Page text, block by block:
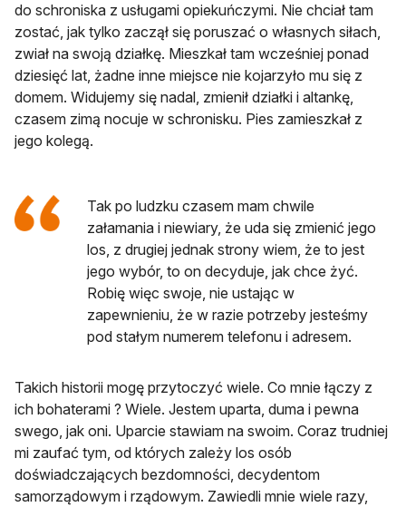
do schroniska z usługami opiekuńczymi. Nie chciał tam
zostać, jak tylko zaczął się poruszać o własnych siłach,
zwiał na swoją działkę. Mieszkał tam wcześniej ponad
dziesięć lat, żadne inne miejsce nie kojarzyło mu się z
domem. Widujemy się nadal, zmienił działki i altankę,
czasem zimą nocuje w schronisku. Pies zamieszkał z
jego kolegą.
Tak po ludzku czasem mam chwile
załamania i niewiary, że uda się zmienić jego
los, z drugiej jednak strony wiem, że to jest
jego wybór, to on decyduje, jak chce żyć.
Robię więc swoje, nie ustając w
zapewnieniu, że w razie potrzeby jesteśmy
pod stałym numerem telefonu i adresem.
Takich historii mogę przytoczyć wiele. Co mnie łączy z
ich bohaterami ? Wiele. Jestem uparta, duma i pewna
swego, jak oni. Uparcie stawiam na swoim. Coraz trudniej
mi zaufać tym, od których zależy los osób
doświadczających bezdomności, decydentom
samorządowym i rządowym. Zawiedli mnie wiele razy,